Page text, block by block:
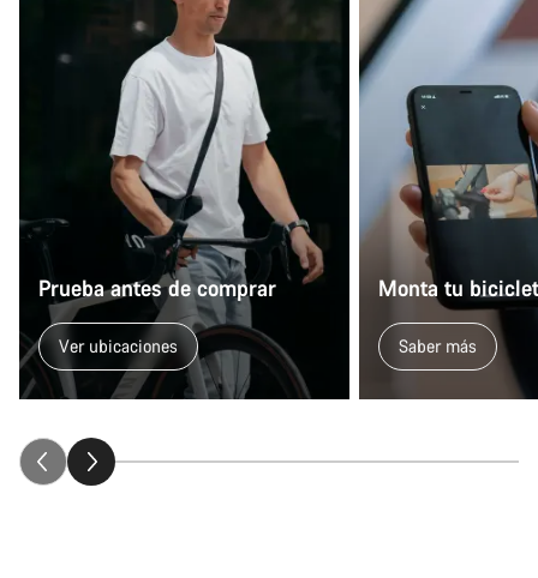
Prueba antes de comprar
Ver ubicaciones
Monta tu
Saber más